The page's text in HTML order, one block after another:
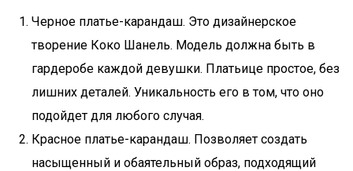
Черное платье-карандаш. Это дизайнерское
творение Коко Шанель. Модель должна быть в
гардеробе каждой девушки. Платьице простое, без
лишних деталей. Уникальность его в том, что оно
подойдет для любого случая.
Красное платье-карандаш. Позволяет создать
насыщенный и обаятельный образ, подходящий